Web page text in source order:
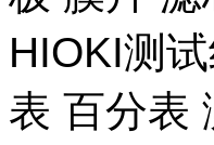
HIOKI测
表 百分表